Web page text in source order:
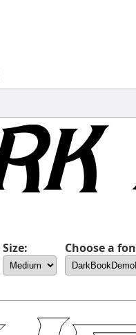
Size: Choose a